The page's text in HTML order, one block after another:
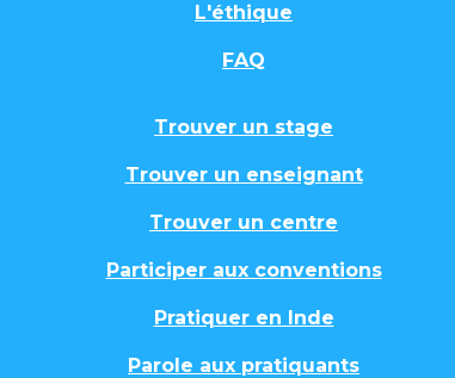
L'éthique
FAQ
Trouver un stage
Trouver un enseignant
Trouver un centre
Participer aux conventions
Pratiquer en Inde
Parole aux pratiquants